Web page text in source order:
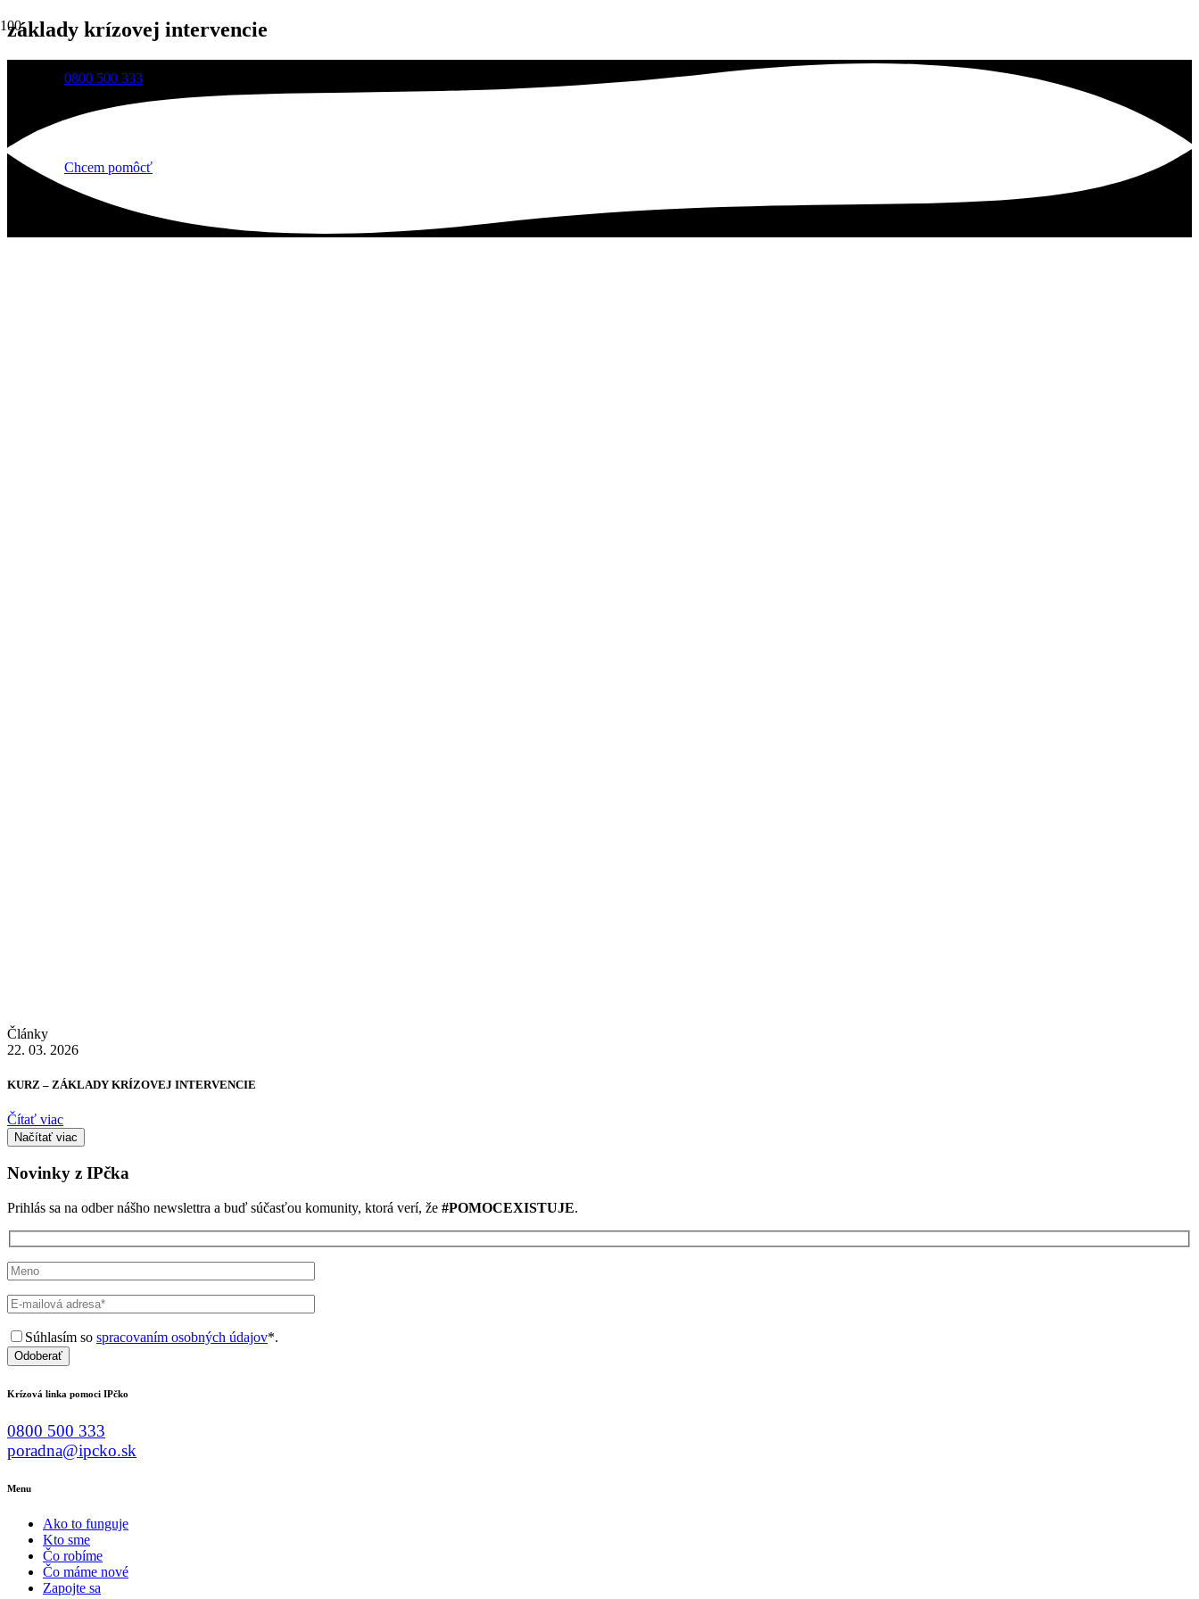
0800 500 333
Chcem pomôcť
základy krízovej intervencie
Články
22. 03. 2026
KURZ – ZÁKLADY KRÍZOVEJ INTERVENCIE
Čítať viac
Načítať viac
Novinky z IPčka
Prihlás sa na odber nášho newslettra a buď súčasťou komunity, ktorá verí, že #POMOCEXISTUJE.
Súhlasím so spracovaním osobných údajov*.
Odoberať
Krízová linka pomoci IPčko
0800 500 333
poradna@ipcko.sk
Menu
Ako to funguje
Kto sme
Čo robíme
Čo máme nové
Zapojte sa